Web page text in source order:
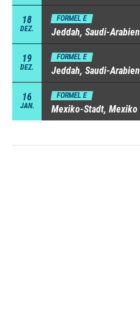
18
DEZ.
FORMEL E
Jeddah, Saudi-Arabien
19
DEZ.
FORMEL E
Jeddah, Saudi-Arabien
16
JAN.
FORMEL E
Mexiko-Stadt, Mexiko